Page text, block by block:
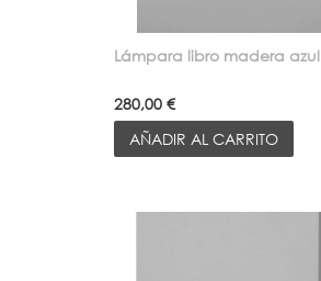
Lámpara libro madera azul
280,00 €
AÑADIR AL CARRITO